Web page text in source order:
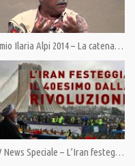
Libia Maduro,Pandora TV,Stati Uniti,
Premio Ilaria Alpi 2014 – La catena delle notizie.
PTV News Speciale – L’Iran festeggia il 40esimo dalla rivoluzione